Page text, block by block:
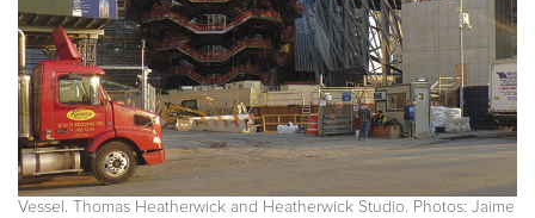
Vessel. Thomas Heatherwick and Heatherwick Studio. Photos: Jaime